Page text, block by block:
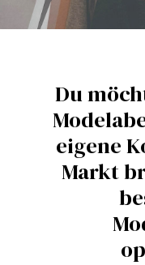
Mehr Erfahren
Du
eigene
Markt